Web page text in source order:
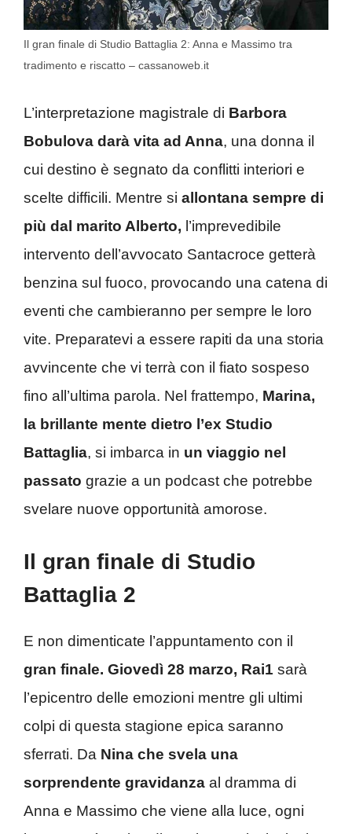
Il gran finale di Studio Battaglia 2: Anna e Massimo tra
tradimento e riscatto – cassanoweb.it
L’interpretazione magistrale di Barbora
Bobulova darà vita ad Anna, una donna il
cui destino è segnato da conflitti interiori e
scelte difficili. Mentre si allontana sempre di
più dal marito Alberto, l’imprevedibile
intervento dell’avvocato Santacroce getterà
benzina sul fuoco, provocando una catena di
eventi che cambieranno per sempre le loro
vite. Preparatevi a essere rapiti da una storia
avvincente che vi terrà con il fiato sospeso
fino all’ultima parola. Nel frattempo, Marina,
la brillante mente dietro l’ex Studio
Battaglia, si imbarca in un viaggio nel
passato grazie a un podcast che potrebbe
svelare nuove opportunità amorose.
Il gran finale di Studio
Battaglia 2
E non dimenticate l’appuntamento con il
gran finale. Giovedì 28 marzo, Rai1 sarà
l’epicentro delle emozioni mentre gli ultimi
colpi di questa stagione epica saranno
sferrati. Da Nina che svela una
sorprendente gravidanza al dramma di
Anna e Massimo che viene alla luce, ogni